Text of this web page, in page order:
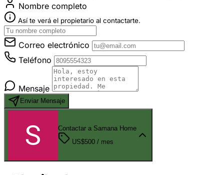
Nombre completo
Así te verá el propietario al contactarte.
Correo electrónico
Teléfono
Mensaje
Enviar Mensaje
Contactar a Samana Home
US$500 / mes